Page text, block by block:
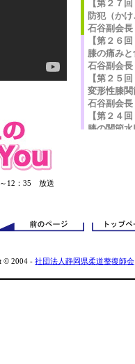
12：35 放送
© 2004 - 社団法人静岡県柔道整復師会